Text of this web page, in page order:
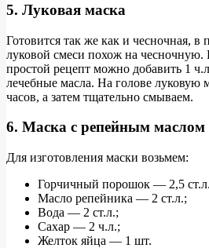
5. Луковая маска
Готовится так же как и чесночная,
луковой смеси похож на
простой рецепт можно добавить 1
лечебные масла. На голове луковую
часов, а затем тщательно смываем.
6. Маска с репейным маслом
Для изготовления маски возьмем:
Горчичный порошок — 2,5
Масло репейника — 2 ст.л.;
Вода — 2 ст.л.;
Сахар — 2 ч.л.;
Желток яйца — 1 шт.